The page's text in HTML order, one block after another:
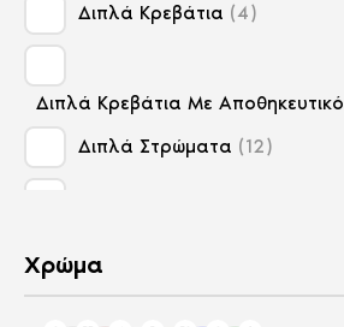
Διπλά Κρεβάτια 4
Διπλά Κρεβάτια Με Αποθηκευτικό
Διπλά Στρώματα
12
Ημίδιπλα Στρώματα
Χρώμα